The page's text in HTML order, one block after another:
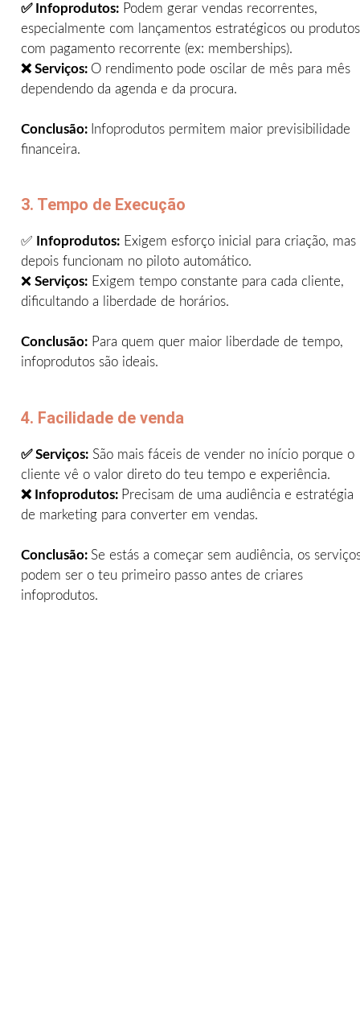
✅ Infoprodutos: Podem gerar vendas recorrentes,
especialmente com lançamentos estratégicos ou produtos
com pagamento recorrente (ex: memberships).
❌ Serviços: O rendimento pode oscilar de mês para mês
dependendo da agenda e da procura.
Conclusão: Infoprodutos permitem maior previsibilidade
financeira.
3. Tempo de Execução
✅ Infoprodutos: Exigem esforço inicial para criação, mas
depois funcionam no piloto automático.
❌ Serviços: Exigem tempo constante para cada cliente,
dificultando a liberdade de horários.
Conclusão: Para quem quer maior liberdade de tempo,
infoprodutos são ideais.
4. Facilidade de venda
✅ Serviços: São mais fáceis de vender no início porque o
cliente vê o valor direto do teu tempo e experiência.
❌ Infoprodutos: Precisam de uma audiência e estratégia
de marketing para converter em vendas.
Conclusão: Se estás a começar sem audiência, os
podem ser o teu primeiro passo antes de criares
infoprodutos.